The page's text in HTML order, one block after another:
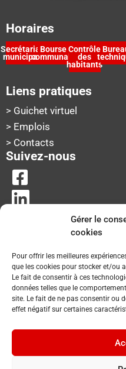
Gérer le
cookies
Pour offrir les meilleures
que les cookies pour stocker et/ou
Le fait de consentir à ces
données telles que le
site. Le fait de ne pas consentir ou
effet négatif sur certaines
Horaires
Secrétariat
municipal
Bourse
communale
Contrôle
des
habitants
Liens pratiques
> Guichet virtuel
> Emplois
> Contacts
Suivez-nous